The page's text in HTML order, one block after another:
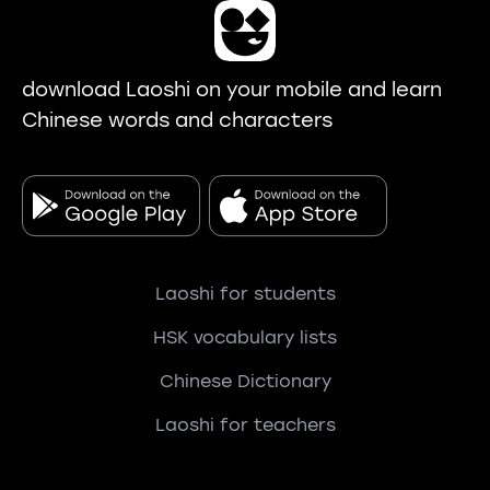
download Laoshi on your mobile and learn
Chinese words and characters
Laoshi for students
HSK vocabulary lists
Chinese Dictionary
Laoshi for teachers